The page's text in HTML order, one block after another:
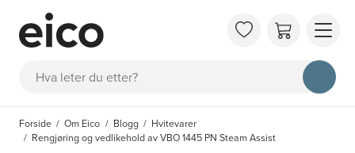
Søk
OM
FAQ
Forside Om Eico Blogg
Hvitevarer
Rengjøring og vedlikehold av VBO 1445 PN Steam Assist